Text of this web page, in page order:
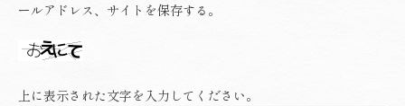
ールアドレス、サイトを保存する。
上に表示された文字を入力してください。